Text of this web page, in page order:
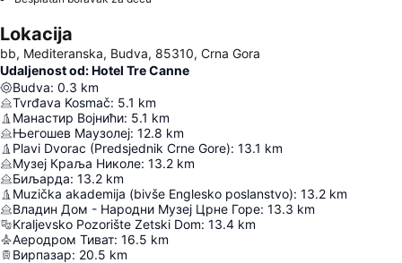
Lokacija
bb, Mediteranska, Budva, 85310, Crna Gora
Udaljenost od: Hotel Tre Canne
Budva: 0.3 km
Tvrđava Kosmač: 5.1 km
Манастир Војнићи: 5.1 km
Његошев Маузолеј: 12.8 km
Plavi Dvorac (Predsjednik Crne Gore): 13.1 km
Музеј Краља Николе: 13.2 km
Биљарда: 13.2 km
Muzička akademija (bivše Englesko poslanstvo): 13.2 km
Владин Дом - Народни Музеј Црне Горе: 13.3 km
Kraljevsko Pozorište Zetski Dom: 13.4 km
Аеродром Тиват: 16.5 km
Вирпазар: 20.5 km